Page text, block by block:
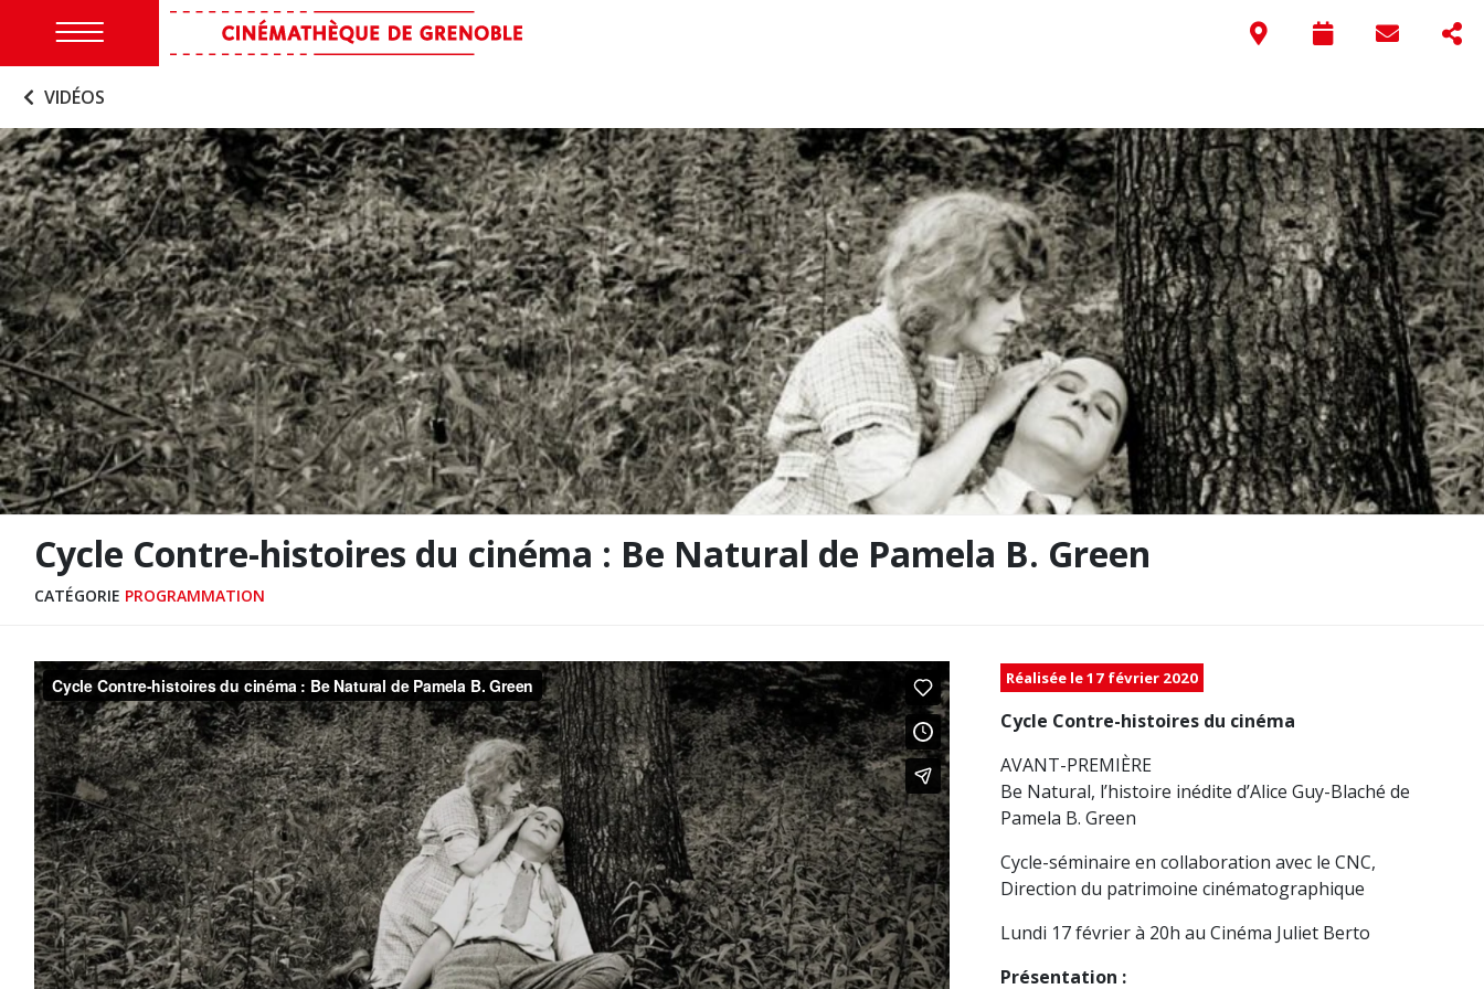
VIDÉOS
Cycle Contre-histoires du cinéma : Be Natural de Pamela B. Green
CATÉGORIE PROGRAMMATION
Réalisée le 17 février 2020
Cycle Contre-histoires du cinéma
AVANT-PREMIÈRE
Be Natural, l’histoire inédite d’Alice Guy-Blaché de
Pamela B. Green
Cycle-séminaire en collaboration avec le CNC,
Direction du patrimoine cinématographique
Lundi 17 février à 20h au Cinéma Juliet Berto
Présentation :